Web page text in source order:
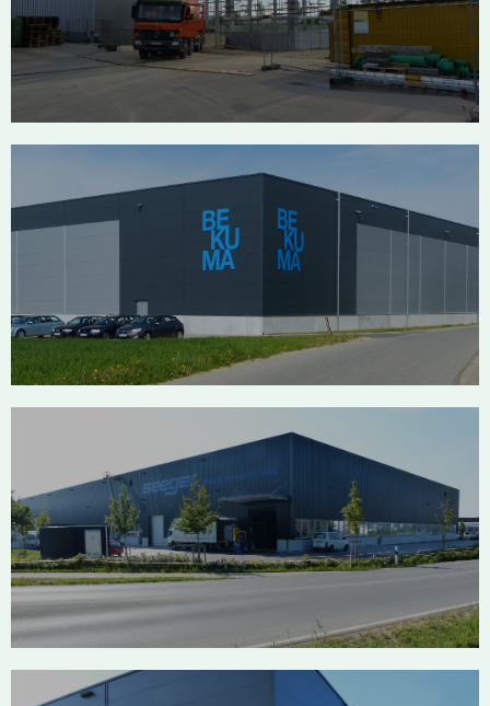
BEKUMA Mengen
Seeger Salem-Neufrach